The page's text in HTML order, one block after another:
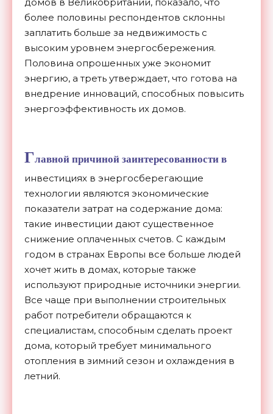
более половины респондентов склонны
заплатить больше за недвижимость с
высоким уровнем энергосбережения.
Половина опрошенных уже экономит
энергию, а треть утверждает, что готова на
внедрение инноваций, способных повысить
энергоэффективность их домов.
Главной причиной заинтересованности в
инвестициях в энергосберегающие
технологии являются экономические
показатели затрат на содержание дома:
такие инвестиции дают существенное
снижение оплаченных счетов. С каждым
годом в странах Европы все больше людей
хочет жить в домах, которые также
используют природные источники энергии.
Все чаще при выполнении строительных
работ потребители обращаются к
специалистам, способным сделать проект
дома, который требует минимального
отопления в зимний сезон и охлаждения в
летний.